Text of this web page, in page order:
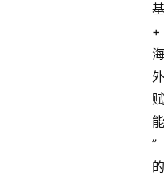
基
+
海
外
赋
能
”
的